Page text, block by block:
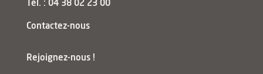
Tél. : 04 38 02 23 00
Contactez-nous
Rejoignez-nous !